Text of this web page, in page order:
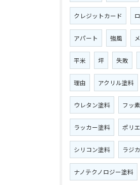
クレジットカード
アパート 強風
平米 坪 失敗
理由 アクリル塗料
ウレタン塗料 フッ
ラッカー塗料 ポリ
シリコン塗料 ラジ
ナノテクノロジー塗料